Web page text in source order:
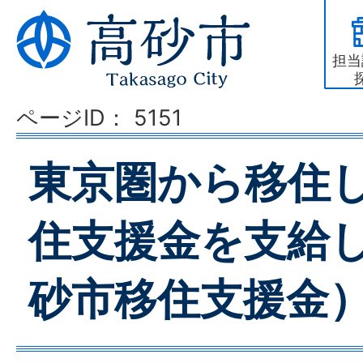
担
ページID： 5151
東京圏から移住
住支援金を支給
砂市移住支援金